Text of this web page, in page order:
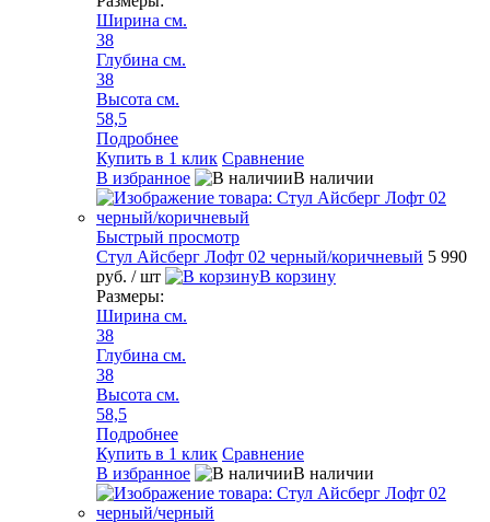
Ширина см.
38
Глубина см.
38
Высота см.
58,5
Подробнее
Купить в 1 клик Сравнение
В избранное
В наличии
Быстрый просмотр
Стул Айсберг Лофт 02 черный/коричневый 5 990
руб. / шт
В корзину
Размеры:
Ширина см.
38
Глубина см.
38
Высота см.
58,5
Подробнее
Купить в 1 клик Сравнение
В избранное
В наличии